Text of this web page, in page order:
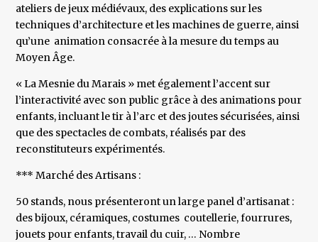
ateliers de jeux médiévaux, des explications sur les
techniques d’architecture et les machines de guerre, ainsi
qu’une animation consacrée à la mesure du temps au
Moyen Âge.
« La Mesnie du Marais » met également l’accent sur
l’interactivité avec son public grâce à des animations pour
enfants, incluant le tir à l’arc et des joutes sécurisées, ainsi
que des spectacles de combats, réalisés par des
reconstituteurs expérimentés.
*** Marché des Artisans :
50 stands, nous présenteront un large panel d’artisanat :
des bijoux, céramiques, costumes coutellerie, fourrures,
jouets pour enfants, travail du cuir, … Nombre